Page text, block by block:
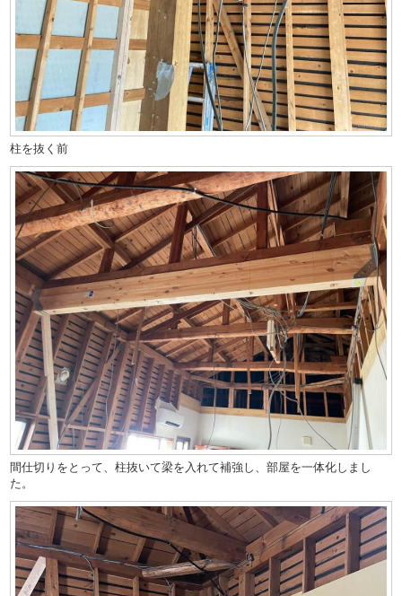
柱を抜く前
間仕切りをとって、柱抜いて梁を入れて補強し、部屋を一体化しまし
た。